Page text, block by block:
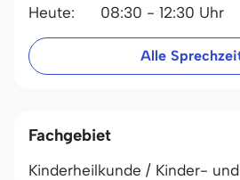
Heute: 08:30 - 12:30 Uhr
Alle
Fachgebiet
Kinderheilkunde / Kinder-